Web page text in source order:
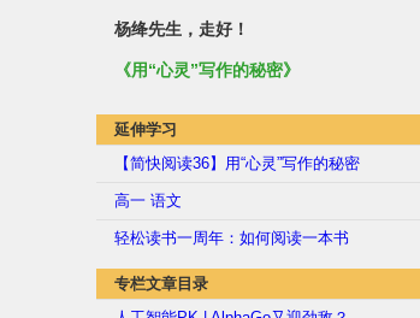
杨绛先生，走好！
《用“心灵”写作的秘密》
延伸学习
【简快阅读36】用“心灵”写作的秘密
高一 语文
轻松读书一周年：如何阅读一本书
专栏文章目录